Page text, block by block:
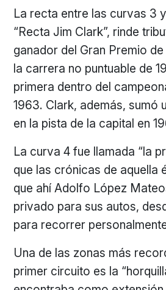
La recta entre las curvas 3
“Recta Jim Clark”, rinde
ganador del Gran Premio
la carrera no puntuable de
primera dentro del
1963. Clark, además, sumó
en la pista de la capital en
La curva 4 fue llamada “la
que las crónicas de aquella
que ahí Adolfo López
privado para sus autos,
para recorrer
Una de las zonas más
primer circuito es la